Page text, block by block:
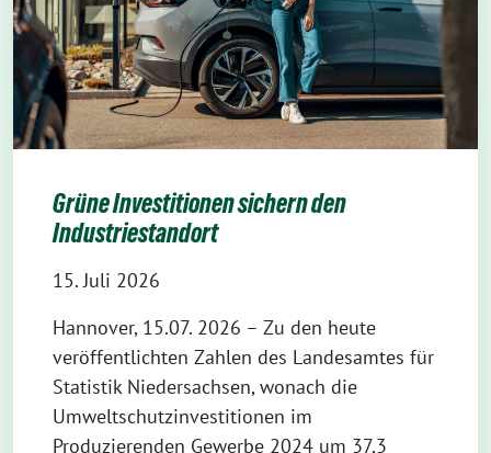
Grüne Investitionen sichern den
Industriestandort
15. Juli 2026
Hannover, 15.07. 2026 – Zu den heute
veröffentlichten Zahlen des Landesamtes für
Statistik Niedersachsen, wonach die
Umweltschutzinvestitionen im
Produzierenden Gewerbe 2024 um 37,3